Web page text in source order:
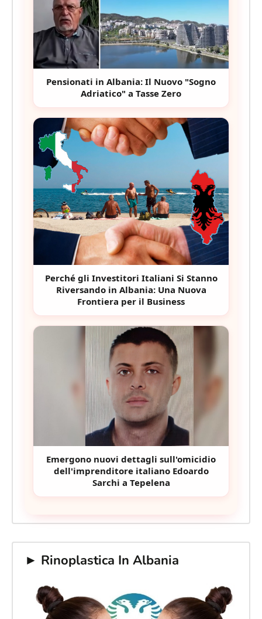
Pensionati in Albania: Il Nuovo "Sogno
Adriatico" a Tasse Zero
Perché gli Investitori Italiani Si Stanno
Riversando in Albania: Una Nuova
Frontiera per il Business
Emergono nuovi dettagli sull'omicidio
dell'imprenditore italiano Edoardo
Sarchi a Tepelena
► Rinoplastica In Albania